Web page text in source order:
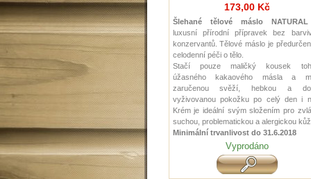
173,00 Kč
Šlehané tělové máslo NATURAL
luxusní přírodní přípravek bez
konzervantů. Tělové máslo je
celodenní péči o tělo.
Stačí pouze maličký kousek
úžasného kakaového másla a
zaručenou svěží, hebkou a
vyživovanou pokožku po celý den i
Krém je ideální svým složením pro
suchou, problematickou a alergickou
Minimální trvanlivost do 31.6.2018
Vyprodáno